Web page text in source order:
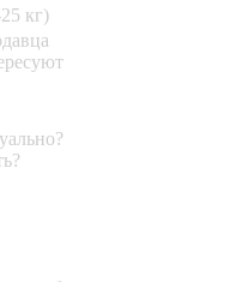
кг)